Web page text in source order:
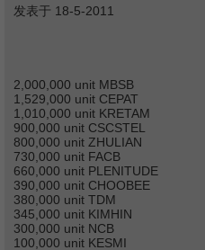
发表于 18-5-2011
2,000,000 unit MBSB
1,529,000 unit CEPAT
1,010,000 unit KRETAM
900,000 unit CSCSTEL
800,000 unit ZHULIAN
730,000 unit FACB
660,000 unit PLENITUDE
390,000 unit CHOOBEE
380,000 unit TDM
345,000 unit KIMHIN
300,000 unit NCB
100,000 unit KESMI